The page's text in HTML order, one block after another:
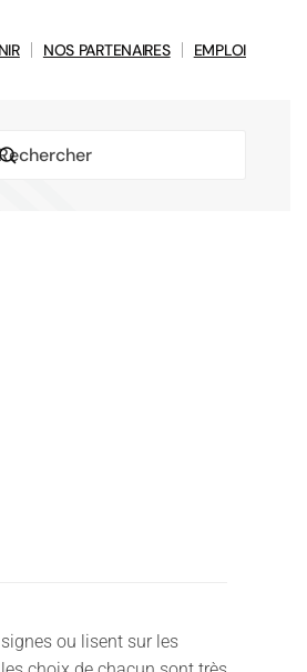
NOS PARTENAIRES EMPLOI
ou lisent sur les